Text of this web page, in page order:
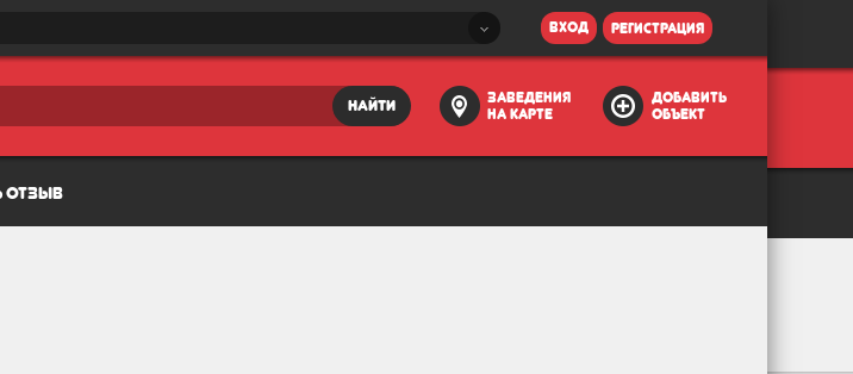
вход регистрация
найти
заведения
на карте
добавить
объект
отзыв